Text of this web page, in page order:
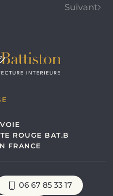
Suivant
ROUGE BAT.B
FRANCE
06 67 85 33 17